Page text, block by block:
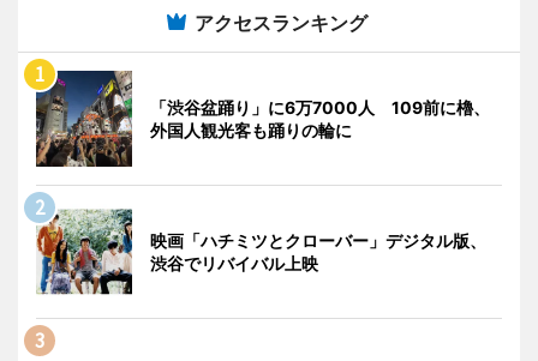
アクセスランキング
「渋谷盆踊り」に6万7000人 109前に櫓、
外国人観光客も踊りの輪に
映画「ハチミツとクローバー」デジタル版、
渋谷でリバイバル上映